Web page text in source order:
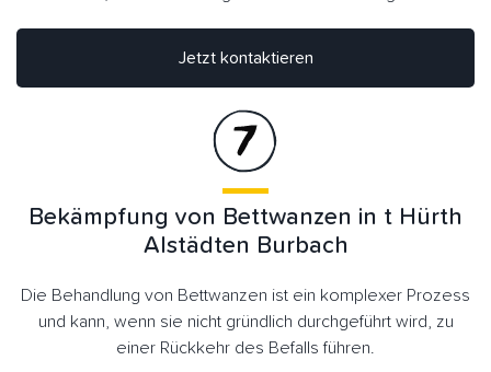
Jetzt kontaktieren
Bekämpfung von Bettwanzen in t Hürth
Alstädten Burbach
Die Behandlung von Bettwanzen ist ein komplexer Prozess
und kann, wenn sie nicht gründlich durchgeführt wird, zu
einer Rückkehr des Befalls führen.